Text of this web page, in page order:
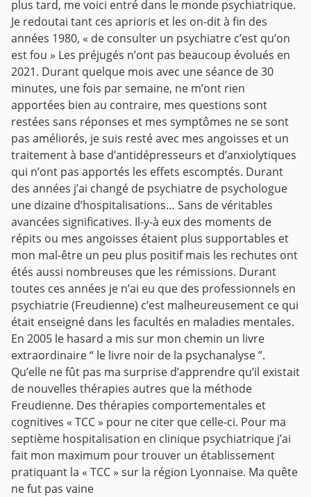
plus tard, me voici entré dans le monde psychiatrique.
Je redoutai tant ces aprioris et les on-dit à fin des
années 1980, « de consulter un psychiatre c’est qu’on
est fou » Les préjugés n’ont pas beaucoup évolués en
2021. Durant quelque mois avec une séance de 30
minutes, une fois par semaine, ne m’ont rien
apportées bien au contraire, mes questions sont
restées sans réponses et mes symptômes ne se sont
pas améliorés, je suis resté avec mes angoisses et un
traitement à base d’antidépresseurs et d’anxiolytiques
qui n’ont pas apportés les effets escomptés. Durant
des années j’ai changé de psychiatre de psychologue
une dizaine d’hospitalisations… Sans de véritables
avancées significatives. Il-y-à eux des moments de
répits ou mes angoisses étaient plus supportables et
mon mal-être un peu plus positif mais les rechutes ont
étés aussi nombreuses que les rémissions. Durant
toutes ces années je n’ai eu que des professionnels en
psychiatrie (Freudienne) c’est malheureusement ce qui
était enseigné dans les facultés en maladies mentales.
En 2005 le hasard a mis sur mon chemin un livre
extraordinaire “ le livre noir de la psychanalyse ”.
Qu’elle ne fût pas ma surprise d’apprendre qu’il existait
de nouvelles thérapies autres que la méthode
Freudienne. Des thérapies comportementales et
cognitives « TCC » pour ne citer que celle-ci. Pour ma
septième hospitalisation en clinique psychiatrique j’ai
fait mon maximum pour trouver un établissement
pratiquant la « TCC » sur la région Lyonnaise. Ma quête
ne fut pas vaine